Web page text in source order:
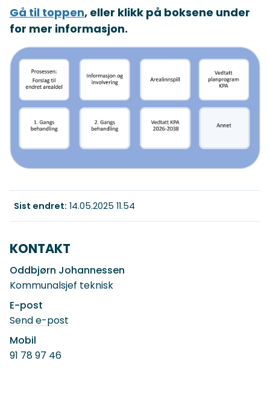
Gå til toppen, eller klikk på boksene under
for mer informasjon.
Sist endret 14.05.2025 11.54
KONTAKT
Oddbjørn Johannessen
Kommunalsjef teknisk
E-post
Send e-post
Mobil
91 78 97 46